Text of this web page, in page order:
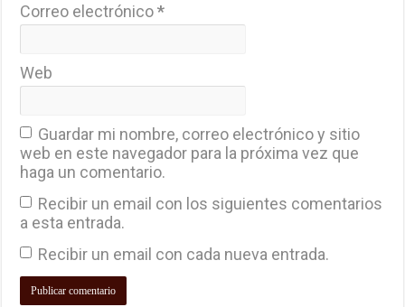
Correo electrónico*
Web
Guardar mi nombre, correo electrónico y sitio
web en este navegador para la próxima vez que
haga un comentario.
Recibir un email con los siguientes comentarios
a esta entrada.
Recibir un email con cada nueva entrada.